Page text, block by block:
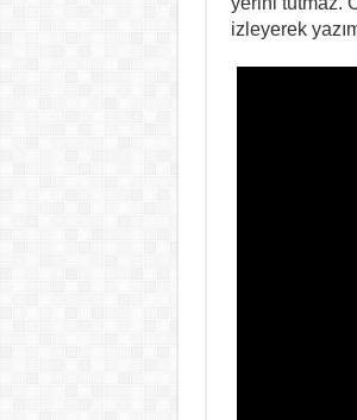
izleyerek